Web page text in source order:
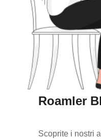
Roamler
Scoprite i nostri